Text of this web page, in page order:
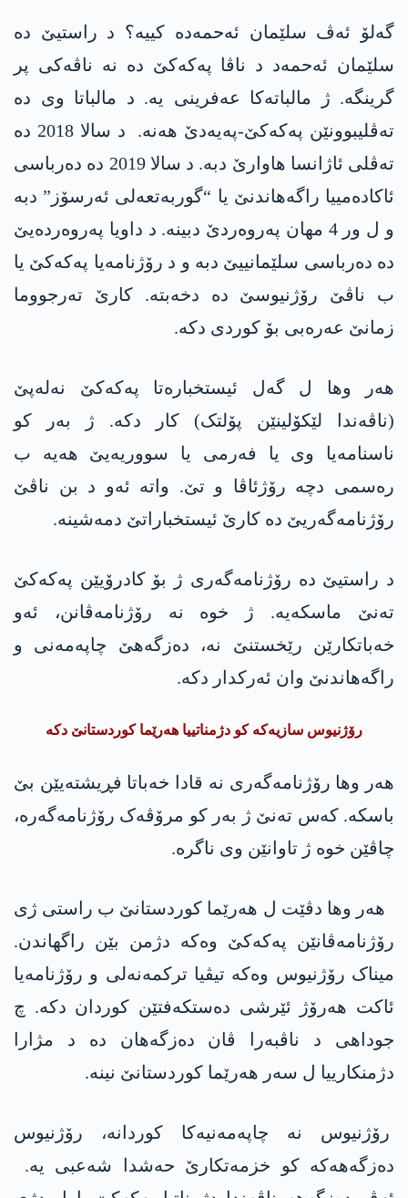
گەلۆ ئەڤ سلێمان ئەحمەدە کییە؟ د راستیێ دە
سلێمان ئەحمەد د ناڤا پەکەکێ دە نە ناڤەکی پر
گرینگە. ژ مالباتەکا عەفرینی یە. د مالباتا وی دە
تەڤلیبوونێن پەکەکێ-پەیەدێ ھەنە. د سالا 2018 دە
تەڤلی ئاژانسا ھاوارێ دبە. د سالا 2019 دە دەرباسی
ئاکادەمییا راگەھاندنێ یا “گوربەتعەلی ئەرسۆز” دبە
و ل ور 4 مھان پەروەردێ دبینە. د داویا پەروەردەیێ
دە دەرباسی سلێمانییێ دبە و د رۆژنامەیا پەکەکێ یا
ب ناڤێ رۆژنیوسێ دە دخەبتە. کارێ تەرجووما
زمانێ عەرەبی بۆ کوردی دکە.
ھەر وھا ل گەل ئیستخبارەتا پەکەکێ نەلەپێ
(ناڤەندا لێکۆلینێن پۆلتک) کار دکە. ژ بەر کو
ناسنامەیا وی یا فەرمی یا سووریەیێ هەیە ب
رەسمی دچە رۆژئاڤا و تێ. واتە ئەو د بن ناڤێ
رۆژنامەگەریێ دە کارێ ئیستخباراتێ دمەشینە.
د راستیێ دە رۆژنامەگەری ژ بۆ کادرۆیێن پەکەکێ
تەنێ ماسکەیە. ژ خوە نە رۆژنامەڤانن، ئەو
خەباتکارێن رێخستنێ نە، دەزگەھێ چاپەمەنی و
راگەھاندنێ وان ئەرکدار دکە.
رۆژنیوس سازیەکە کو دژمناتییا ھەرێما کوردستانێ دکە
ھەر وھا رۆژنامەگەری نە قادا خەباتا فڕیشتەیێن بێ
باسکە. کەس تەنێ ژ بەر کو مرۆڤەک رۆژنامەگەرە،
چاڤێن خوە ژ تاوانێن وی ناگرە.
ھەر وھا دڤێت ل ھەرێما کوردستانێ ب راستی ژی
رۆژنامەڤانێن پەکەکێ وەکە دژمن بێن راگھاندن.
میناک رۆژنیوس وەکە تیڤیا ترکمەنەلی و رۆژنامەیا
ئاکت ھەرۆژ ئێرشی دەستکەفتێن کوردان دکە. چ
جوداهی د ناڤبەرا ڤان دەزگەھان دە د مژارا
دژمنکارییا ل سەر ھەرێما کوردستانێ نینە.
رۆژنیوس نە چاپەمەنیەکا کوردانە، رۆژنیوس
دەزگەھەکە کو خزمەتکارێ حەشدا شەعبی یە.